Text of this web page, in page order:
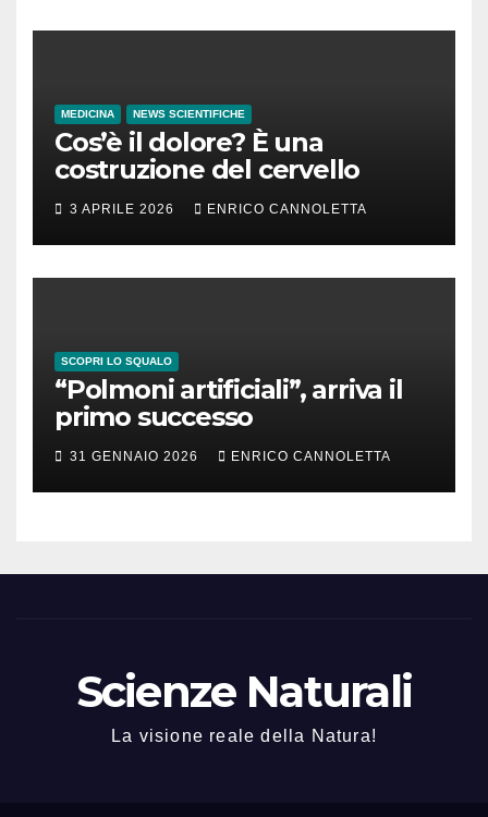
MEDICINA NEWS SCIENTIFICHE
Cos’è il dolore? È una
costruzione del cervello
3 APRILE 2026 ENRICO CANNOLETTA
SCOPRI LO SQUALO
“Polmoni artificiali”, arriva il
primo successo
31 GENNAIO 2026 ENRICO CANNOLETTA
Scienze Naturali
La visione reale della Natura!